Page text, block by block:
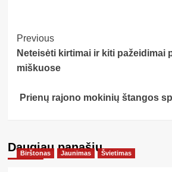
Post
Navigation
Previous
Neteisėti kirtimai ir kiti pažeidimai
miškuose
Prienų rajono mokinių štangos
Daugiau panašių…
Birštonas Jaunimas Švietimas